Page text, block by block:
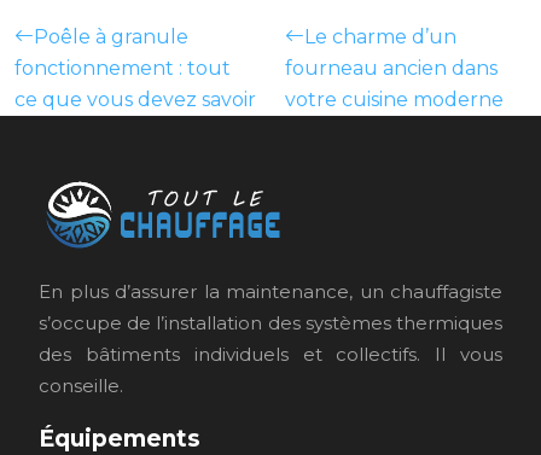
Poêle à granule
fonctionnement : tout
ce que vous devez savoir
Le charme d’un
fourneau ancien dans
votre cuisine moderne
En plus d’assurer la maintenance, un chauffagiste
s’occupe de l’installation des systèmes thermiques
des bâtiments individuels et collectifs. Il vous
conseille.
Équipements